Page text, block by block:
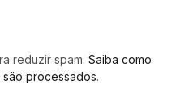
reduzir spam. Saiba como
processados.